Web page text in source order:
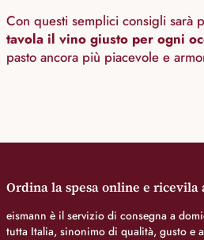
Con questi semplici consigli sarà
tavola il vino giusto per ogni
pasto ancora più piacevole e
Ordina la spesa online e ricevila
eismann è il servizio di consegna a
tutta Italia, sinonimo di qualità, gusto e